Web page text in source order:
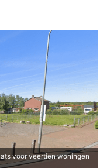
voor veertien woningen